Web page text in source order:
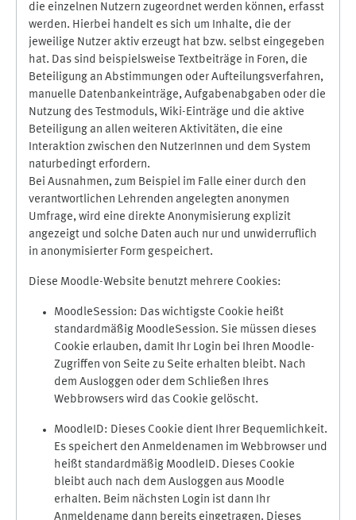
die einzelnen Nutzern zugeordnet werden können, erfasst
werden. Hierbei handelt es sich um Inhalte, die der
jeweilige Nutzer aktiv erzeugt hat bzw. selbst eingegeben
hat. Das sind beispielsweise Textbeiträge in Foren, die
Beteiligung an Abstimmungen oder Aufteilungsverfahren,
manuelle Datenbankeinträge, Aufgabenabgaben oder die
Nutzung des Testmoduls, Wiki-Einträge und die aktive
Beteiligung an allen weiteren Aktivitäten, die eine
Interaktion zwischen den NutzerInnen und dem System
naturbedingt erfordern.
Bei Ausnahmen, zum Beispiel im Falle einer durch den
verantwortlichen Lehrenden angelegten anonymen
Umfrage, wird eine direkte Anonymisierung explizit
angezeigt und solche Daten auch nur und unwiderruflich
in anonymisierter Form gespeichert.
Diese Moodle-Website benutzt mehrere Cookies:
MoodleSession: Das wichtigste Cookie heißt
standardmäßig MoodleSession. Sie müssen dieses
Cookie erlauben, damit Ihr Login bei Ihren Moodle-
Zugriffen von Seite zu Seite erhalten bleibt. Nach
dem Ausloggen oder dem Schließen Ihres
Webbrowsers wird das Cookie gelöscht.
MoodleID: Dieses Cookie dient Ihrer Bequemlichkeit.
Es speichert den Anmeldenamen im Webbrowser und
heißt standardmäßig MoodleID. Dieses Cookie
bleibt auch nach dem Ausloggen aus Moodle
erhalten. Beim nächsten Login ist dann Ihr
Anmeldename dann bereits eingetragen. Dieses